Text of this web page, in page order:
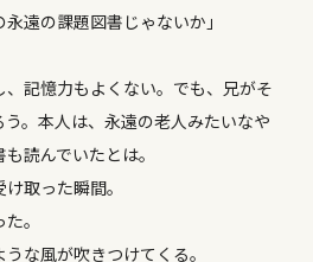
遠の課題図書じゃないか」
記憶力もよくない。でも、兄がそ
。本人は、永遠の老人みたいなや
読んでいたとは。
取った瞬間。
。
な風が吹きつけてくる。